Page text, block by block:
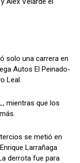
solo una carrera en
Autos El Peinado-
Leal.
mientras que los
se metió en
Larrañaga
derrota fue para